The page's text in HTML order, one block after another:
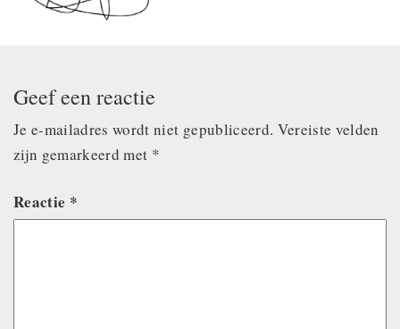
Geef een reactie
Je e-mailadres wordt niet gepubliceerd. Vereiste velden
zijn gemarkeerd met *
Reactie *